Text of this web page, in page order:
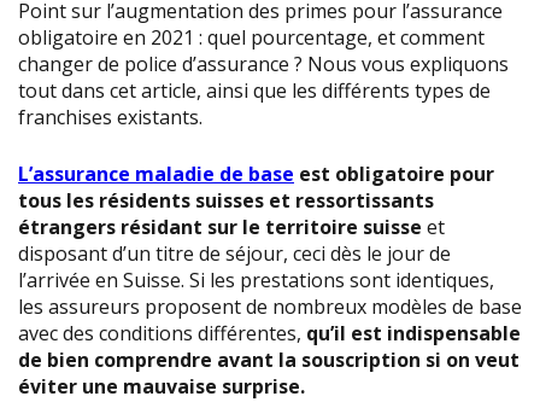
Point sur l’augmentation des primes pour l’assurance
obligatoire en 2021 : quel pourcentage, et comment
changer de police d’assurance ? Nous vous expliquons
tout dans cet article, ainsi que les différents types de
franchises existants.
L’assurance maladie de base est obligatoire pour
tous les résidents suisses et ressortissants
étrangers résidant sur le territoire suisse et
disposant d’un titre de séjour, ceci dès le jour de
l’arrivée en Suisse. Si les prestations sont identiques,
les assureurs proposent de nombreux modèles de base
avec des conditions différentes, qu’il est indispensable
de bien comprendre avant la souscription si on veut
éviter une mauvaise surprise.